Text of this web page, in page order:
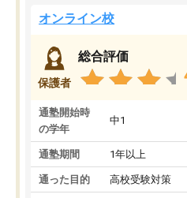
オンライン校
保護者
総合評価
通塾開始時
の学年
中1
通塾期間 1年以上
通った目的 高校受験対策